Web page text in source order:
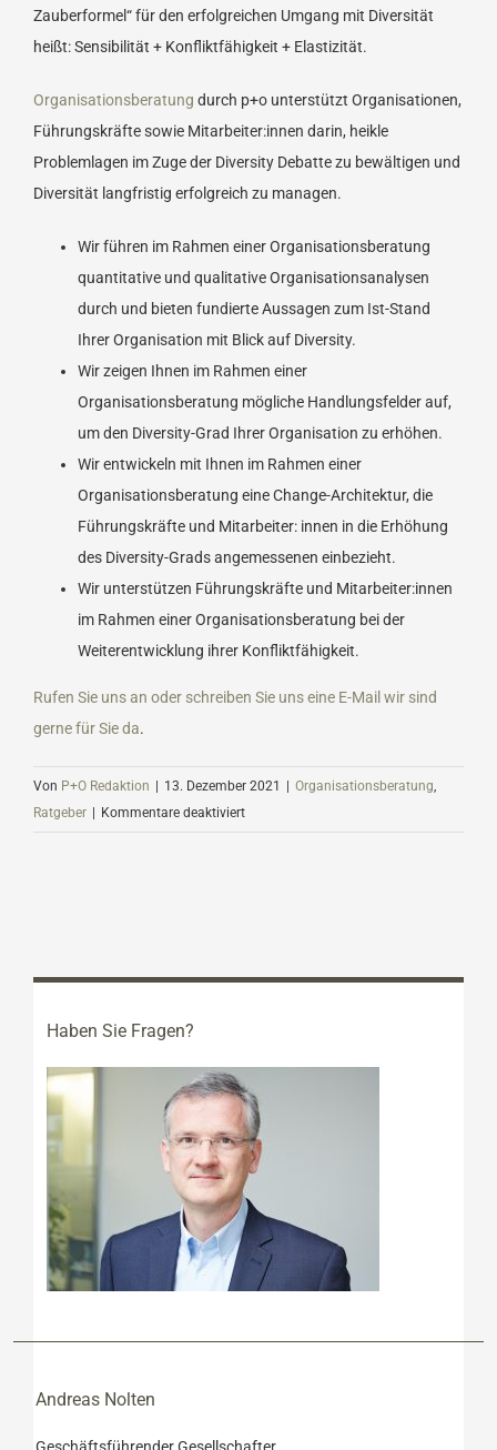
Zauberformel“ für den erfolgreichen Umgang mit Diversität
heißt: Sensibilität + Konfliktfähigkeit + Elastizität.
Organisationsberatung durch p+o unterstützt Organisationen,
Führungskräfte sowie Mitarbeiter:innen darin, heikle
Problemlagen im Zuge der Diversity Debatte zu bewältigen und
Diversität langfristig erfolgreich zu managen.
Wir führen im Rahmen einer Organisationsberatung
quantitative und qualitative Organisationsanalysen
durch und bieten fundierte Aussagen zum Ist-Stand
Ihrer Organisation mit Blick auf Diversity.
Wir zeigen Ihnen im Rahmen einer
Organisationsberatung mögliche Handlungsfelder auf,
um den Diversity-Grad Ihrer Organisation zu erhöhen.
Wir entwickeln mit Ihnen im Rahmen einer
Organisationsberatung eine Change-Architektur, die
Führungskräfte und Mitarbeiter: innen in die Erhöhung
des Diversity-Grads angemessenen einbezieht.
Wir unterstützen Führungskräfte und Mitarbeiter:innen
im Rahmen einer Organisationsberatung bei der
Weiterentwicklung ihrer Konfliktfähigkeit.
Rufen Sie uns an oder schreiben Sie uns eine E-Mail wir sind
gerne für Sie da.
Von P+O Redaktion | 13. Dezember 2021 | Organisationsberatung
Ratgeber | Kommentare deaktiviertfür
Haben Sie Fragen?
Andreas Nolten